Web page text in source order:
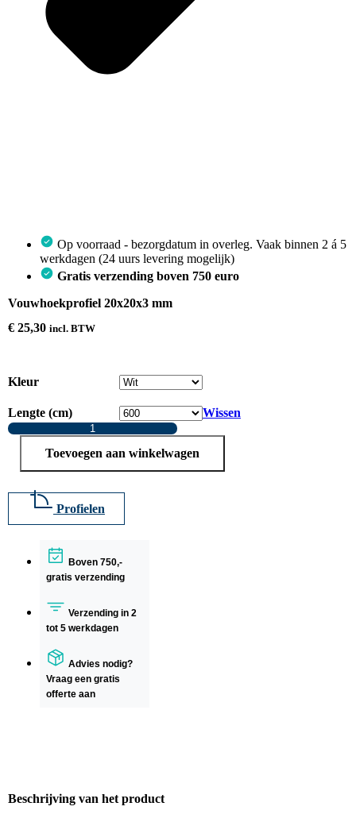
Op voorraad - bezorgdatum in overleg. Vaak binnen 2 á 5
werkdagen (24 uurs levering mogelijk)
Gratis verzending boven 750 euro
Vouwhoekprofiel 20x20x3 mm
€ 25,30 incl. BTW
Kleur
Lengte (cm)
Wissen
Vouwhoekprofiel
20x20x3
aantal
Toevoegen aan winkelwagen
Profielen
Boven 750,-
gratis verzending
Verzending in 2
tot 5 werkdagen
Advies nodig?
Vraag een gratis
offerte aan
Beschrijving van het product